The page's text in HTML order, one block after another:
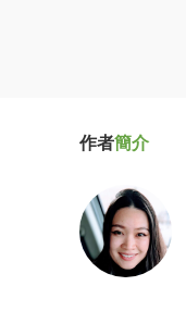
作者簡介